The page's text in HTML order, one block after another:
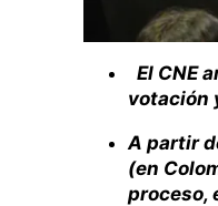
El CNE
votación
A partir
(en
proceso,